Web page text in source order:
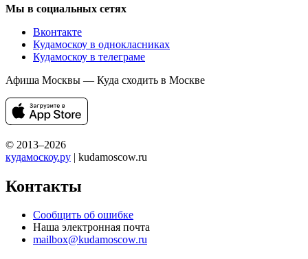
Мы в социальных сетях
Вконтакте
Кудамоскоу в однокласниках
Кудамоскоу в телеграме
Афиша Москвы — Куда сходить в Москве
© 2013–2026
кудамоскоу.ру | kudamoscow.ru
Контакты
Сообщить об ошибке
Наша электронная почта
mailbox@kudamoscow.ru